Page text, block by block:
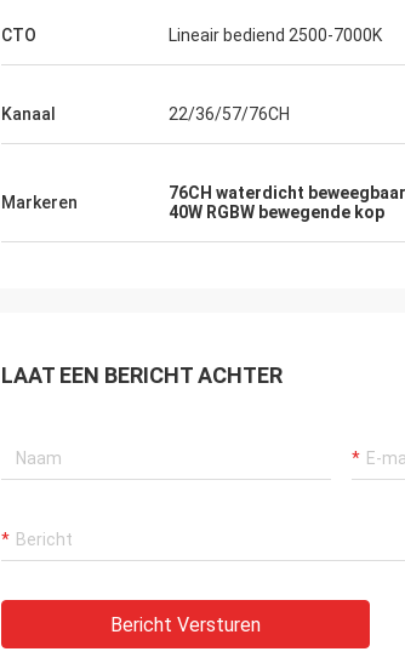
CTO Lineair bediend 2500-7000K
Kanaal 22/36/57/76CH
Markeren 76CH waterdicht
40W RGBW bewegende kop
LAAT EEN BERICHT ACHTER
Bericht Versturen